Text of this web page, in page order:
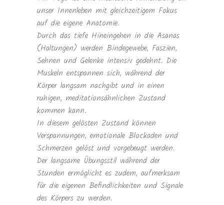
unser Innenleben mit gleichzeitigem Fokus
auf die eigene Anatomie.
Durch das tiefe Hineingehen in die Asanas
(Haltungen) werden Bindegewebe, Faszien,
Sehnen und Gelenke intensiv gedehnt. Die
Muskeln entspannen sich, während der
Körper langsam nachgibt und in einen
ruhigen, meditationsähnlichen Zustand
kommen kann.
In diesem gelösten Zustand können
Verspannungen, emotionale Blockaden und
Schmerzen gelöst und vorgebeugt werden.
Der langsame Übungsstil während der
Stunden ermöglicht es zudem, aufmerksam
für die eigenen Befindlichkeiten und Signale
des Körpers zu werden.